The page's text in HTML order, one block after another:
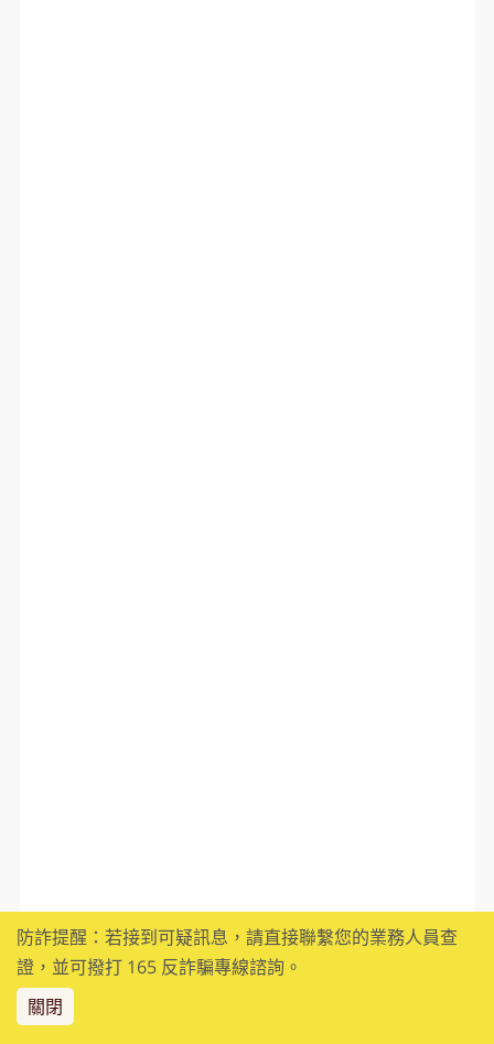
防詐提醒：若接到可疑訊息，請直接聯繫您的業務人員查
證，並可撥打 165 反詐騙專線諮詢。
關閉